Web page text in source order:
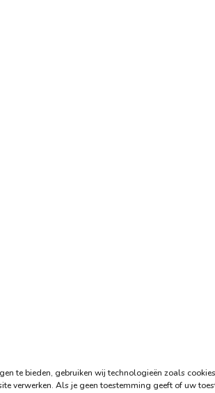
te bieden, gebruiken wij technologieën zoals
verwerken. Als je geen toestemming geeft of uw